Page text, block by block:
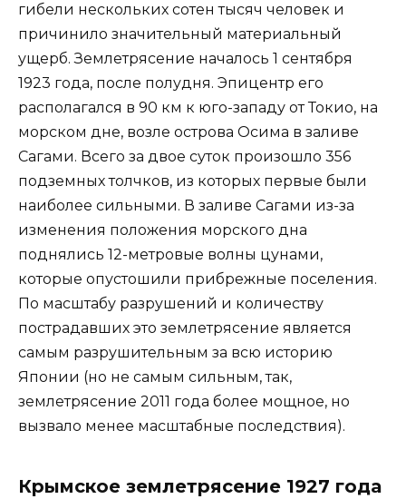
гибели нескольких сотен тысяч человек и
причинило значительный материальный
ущерб. Землетрясение началось 1 сентября
1923 года, после полудня. Эпицентр его
располагался в 90 км к юго-западу от Токио, на
морском дне, возле острова Осима в заливе
Сагами. Всего за двое суток произошло 356
подземных толчков, из которых первые были
наиболее сильными. В заливе Сагами из-за
изменения положения морского дна
поднялись 12-метровые волны цунами,
которые опустошили прибрежные поселения.
По масштабу разрушений и количеству
пострадавших это землетрясение является
самым разрушительным за всю историю
Японии (но не самым сильным, так,
землетрясение 2011 года более мощное, но
вызвало менее масштабные последствия).
Крымское землетрясение 1927 года